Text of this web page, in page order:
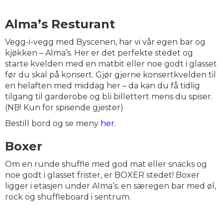
Alma’s Resturant
Vegg-i-vegg med Byscenen, har vi vår egen bar og
kjøkken – Alma’s. Her er det perfekte stedet og
starte kvelden med en matbit eller noe godt i glasset
før du skal på konsert. Gjør gjerne konsertkvelden til
en helaften med middag her – da kan du få tidlig
tilgang til garderobe og bli billettert mens du spiser.
(NB! Kun for spisende gjester)
Bestill bord og se meny her.
Boxer
Om en runde shuffle med god mat eller snacks og
noe godt i glasset frister, er BOXER stedet! Boxer
ligger i etasjen under Alma’s; en særegen bar med øl,
rock og shuffleboard i sentrum.